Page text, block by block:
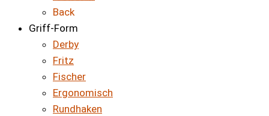
Back
Griff-Form
Derby
Fritz
Fischer
Ergonomisch
Rundhaken